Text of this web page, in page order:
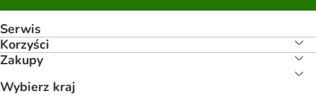
Serwis
Korzyści
Zakupy
Wybierz kraj